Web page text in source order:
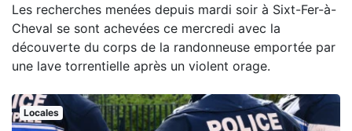
Les recherches menées depuis mardi soir à Sixt-Fer-à-
Cheval se sont achevées ce mercredi avec la
découverte du corps de la randonneuse emportée par
une lave torrentielle après un violent orage.
Locales